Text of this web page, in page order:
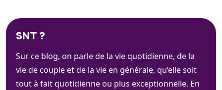
SNT ?
Sur ce blog, on parle de la vie quotidienne, de la
vie de couple et de la vie en générale, qu’elle soit
tout à fait quotidienne ou plus exceptionnelle. En